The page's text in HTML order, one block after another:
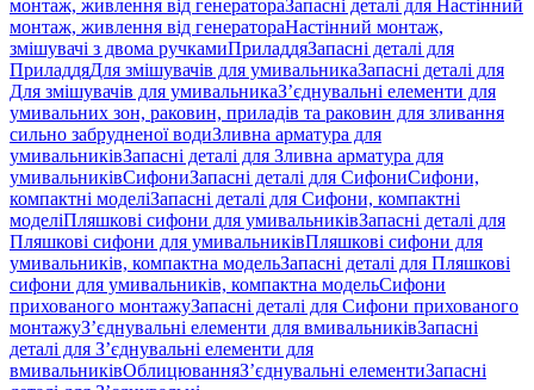
монтаж, живлення від генератораЗапасні деталі для Настінний
монтаж, живлення від генератораНастінний монтаж,
змішувачі з двома ручкамиПриладдяЗапасні деталі для
ПриладдяДля змішувачів для умивальникаЗапасні деталі для
Для змішувачів для умивальникаЗ’єднувальні елементи для
умивальних зон, раковин, приладів та раковин для зливання
сильно забрудненої водиЗливна арматура для
умивальниківЗапасні деталі для Зливна арматура для
умивальниківСифониЗапасні деталі для СифониСифони,
компактні моделіЗапасні деталі для Сифони, компактні
моделіПляшкові сифони для умивальниківЗапасні деталі для
Пляшкові сифони для умивальниківПляшкові сифони для
умивальників, компактна модельЗапасні деталі для Пляшкові
сифони для умивальників, компактна модельСифони
прихованого монтажуЗапасні деталі для Сифони прихованого
монтажуЗ’єднувальні елементи для вмивальниківЗапасні
деталі для З’єднувальні елементи для
вмивальниківОблицюванняЗ’єднувальні елементиЗапасні